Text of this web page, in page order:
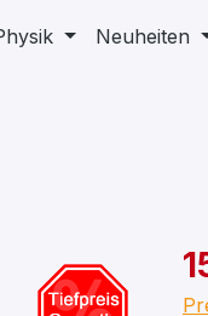
Neuheiten